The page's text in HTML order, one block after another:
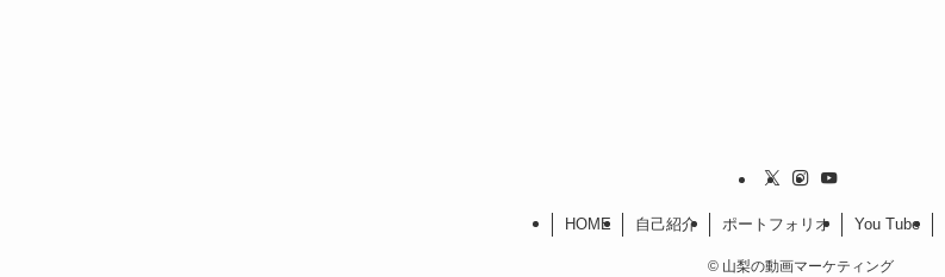
HOME 自己紹介 ポートフォリオ You Tube
© 山梨の動画マーケティング